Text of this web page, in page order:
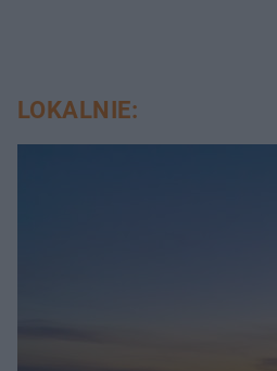
LOKALNIE: